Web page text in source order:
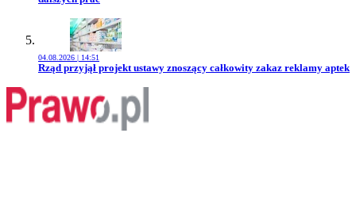
04.08.2026 | 14:51
Przejdź do artykułu:
Rząd przyjął projekt ustawy znoszący całkowity zakaz reklamy aptek